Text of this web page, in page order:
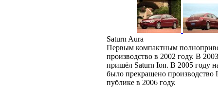
Saturn Aura
Первым компактным
производство в 2002 году. В
пришёл Saturn Ion. В 2005 году
было прекращено производство
публике в 2006 году.